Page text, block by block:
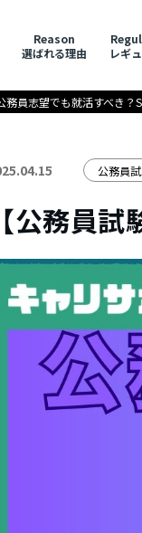
Reason
選ばれる理由
レギ
務員志望でも就活すべき？
公務員
【公務員